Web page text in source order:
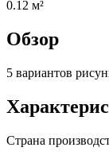
0.12 м²
Обзор
5 вариантов
Страна